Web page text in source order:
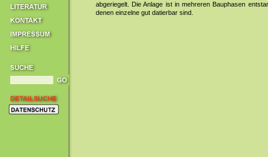
abgeriegelt. Die Anlage ist in mehreren Bauphasen
denen einzelne gut datierbar sind.